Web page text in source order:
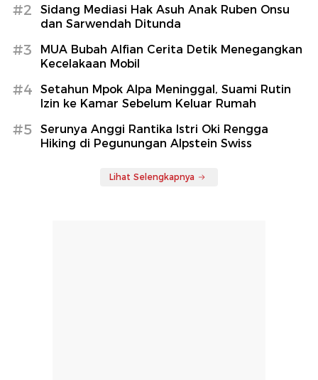
#2
Sidang Mediasi Hak Asuh Anak Ruben Onsu
dan Sarwendah Ditunda
#3
MUA Bubah Alfian Cerita Detik Menegangkan
Kecelakaan Mobil
#4
Setahun Mpok Alpa Meninggal, Suami Rutin
Izin ke Kamar Sebelum Keluar Rumah
#5
Serunya Anggi Rantika Istri Oki Rengga
Hiking di Pegunungan Alpstein Swiss
Lihat Selengkapnya